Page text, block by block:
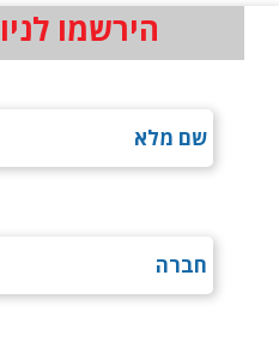
הירשמו